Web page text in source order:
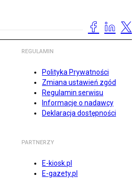
REGULAMIN
Polityka Prywatności
Zmiana ustawień zgód
Regulamin serwisu
Informacje o nadawcy
Deklaracja dostępności
PARTNERZY
E-kiosk.pl
E-gazety.pl